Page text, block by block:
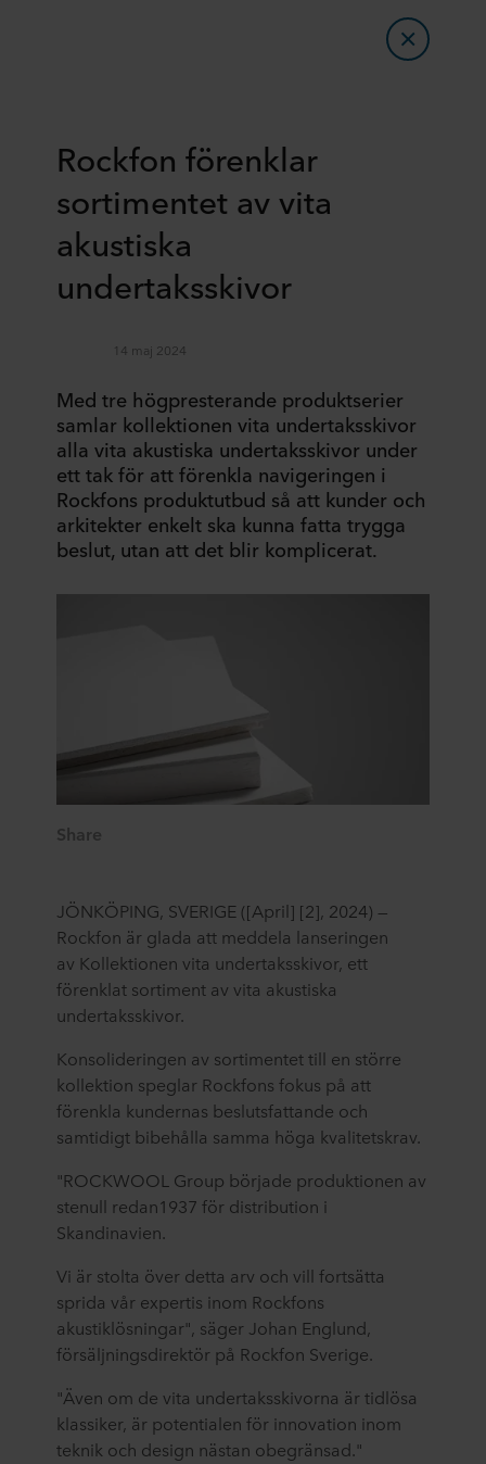
Rockfon förenklar
sortimentet av vita
akustiska
undertaksskivor
14 maj 2024
Med tre högpresterande produktserier
samlar kollektionen vita undertaksskivor
alla vita akustiska undertaksskivor under
ett tak för att förenkla navigeringen i
Rockfons produktutbud så att kunder och
arkitekter enkelt ska kunna fatta trygga
beslut, utan att det blir komplicerat.
Share
JÖNKÖPING, SVERIGE ([April] [2], 2024) —
Rockfon är glada att meddela lanseringen
av Kollektionen vita undertaksskivor, ett
förenklat sortiment av vita akustiska
undertaksskivor.
Konsolideringen av sortimentet till en större
kollektion speglar Rockfons fokus på att
förenkla kundernas beslutsfattande och
samtidigt bibehålla samma höga kvalitetskrav.
"ROCKWOOL Group började produktionen av
stenull redan1937 för distribution i
Skandinavien.
Vi är stolta över detta arv och vill fortsätta
sprida vår expertis inom Rockfons
akustiklösningar", säger Johan Englund,
försäljningsdirektör på Rockfon Sverige.
"Även om de vita undertaksskivorna är tidlösa
klassiker, är potentialen för innovation inom
teknik och design nästan obegränsad."